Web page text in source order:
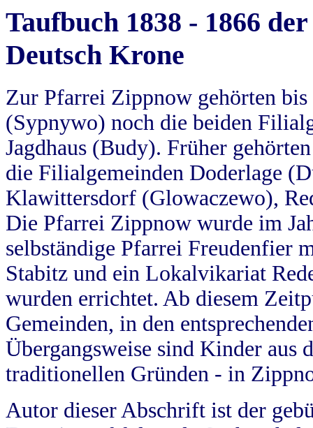
Taufbuch 1838 - 1866
Deutsch Krone
Zur Pfarrei Zippnow gehörten
(Sypnywo) noch die beiden
Jagdhaus (Budy). Früher
die Filialgemeinden Doderlage
Klawittersdorf (Glowaczewo),
Die Pfarrei Zippnow wurde im
selbständige Pfarrei Freudenfier
Stabitz und ein Lokalvikariat
wurden errichtet. Ab diesem
Gemeinden, in den
Übergangsweise sind Kinder aus
traditionellen Gründen - in
Autor dieser Abschrift ist der